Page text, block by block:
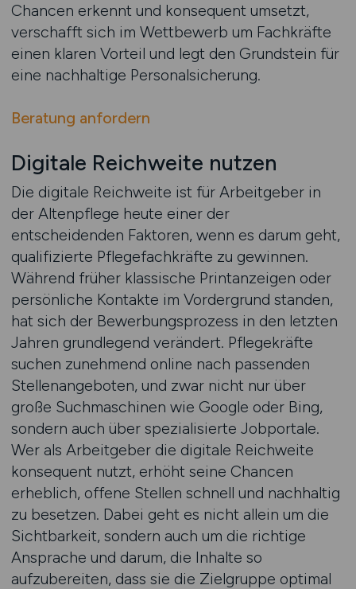
Chancen erkennt und konsequent umsetzt,
verschafft sich im Wettbewerb um Fachkräfte
einen klaren Vorteil und legt den Grundstein für
eine nachhaltige Personalsicherung.
Beratung anfordern
Digitale Reichweite nutzen
Die digitale Reichweite ist für Arbeitgeber in
der Altenpflege heute einer der
entscheidenden Faktoren, wenn es darum geht,
qualifizierte Pflegefachkräfte zu gewinnen.
Während früher klassische Printanzeigen oder
persönliche Kontakte im Vordergrund standen,
hat sich der Bewerbungsprozess in den letzten
Jahren grundlegend verändert. Pflegekräfte
suchen zunehmend online nach passenden
Stellenangeboten, und zwar nicht nur über
große Suchmaschinen wie Google oder Bing,
sondern auch über spezialisierte Jobportale.
Wer als Arbeitgeber die digitale Reichweite
konsequent nutzt, erhöht seine Chancen
erheblich, offene Stellen schnell und nachhaltig
zu besetzen. Dabei geht es nicht allein um die
Sichtbarkeit, sondern auch um die richtige
Ansprache und darum, die Inhalte so
aufzubereiten, dass sie die Zielgruppe optimal